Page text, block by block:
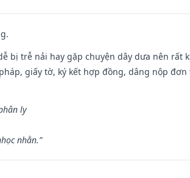
bị trễ nải hay gặp chuyện dây dưa nên
giấy tờ, ký kết hợp đồng, dâng nộp đơn
ly
nhằn.”